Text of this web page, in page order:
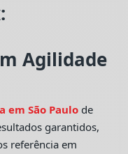
Agilidade
em São Paulo de
garantidos,
referência em